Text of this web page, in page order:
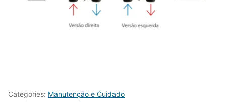
Categories: Manutenção e Cuidado